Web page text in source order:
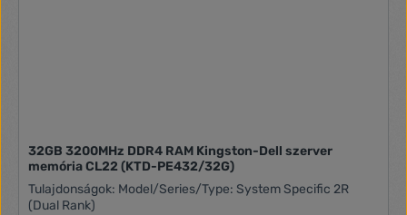
32GB 3200MHz DDR4 RAM Kingston-Dell szerver
memória CL22 (KTD-PE432/32G)
Tulajdonságok: Model/Series/Type: System Specific 2R
(Dual Rank)